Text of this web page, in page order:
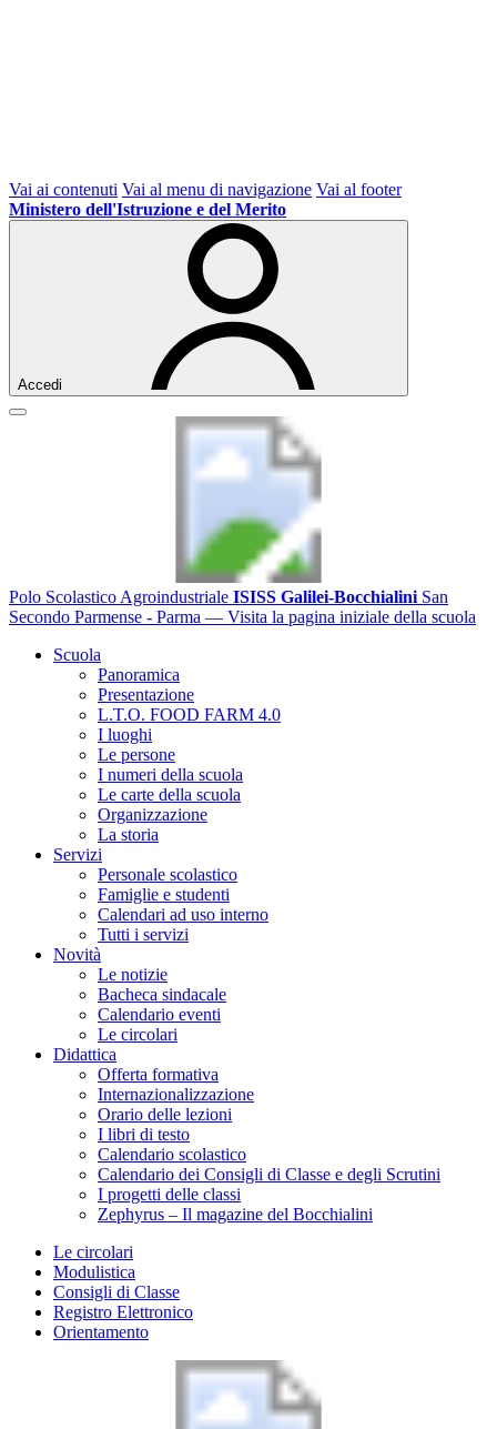
Vai ai contenuti Vai al menu di navigazione Vai al footer
Ministero dell'Istruzione e del Merito
Accedi
Polo Scolastico Agroindustriale ISISS Galilei-Bocchialini San
Secondo Parmense - Parma — Visita la pagina iniziale della scuola
Scuola
Panoramica
Presentazione
L.T.O. FOOD FARM 4.0
I luoghi
Le persone
I numeri della scuola
Le carte della scuola
Organizzazione
La storia
Servizi
Personale scolastico
Famiglie e studenti
Calendari ad uso interno
Tutti i servizi
Novità
Le notizie
Bacheca sindacale
Calendario eventi
Le circolari
Didattica
Offerta formativa
Internazionalizzazione
Orario delle lezioni
I libri di testo
Calendario scolastico
Calendario dei Consigli di Classe e degli Scrutini
I progetti delle classi
Zephyrus – Il magazine del Bocchialini
Le circolari
Modulistica
Consigli di Classe
Registro Elettronico
Orientamento